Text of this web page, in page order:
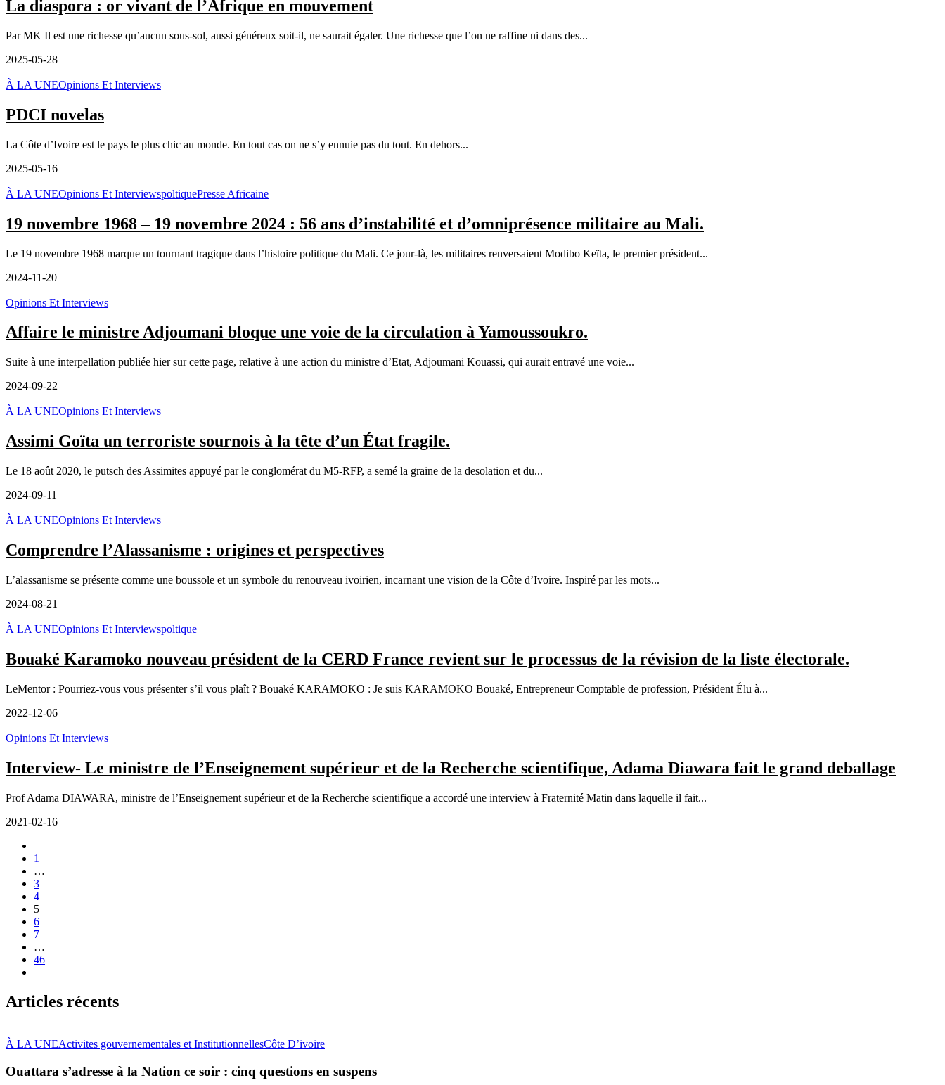
La diaspora : or vivant de l’Afrique en mouvement
Par MK Il est une richesse qu’aucun sous-sol, aussi généreux soit-il, ne saurait égaler. Une richesse que l’on ne raffine ni dans des...
2025-05-28
À LA UNEOpinions Et Interviews
PDCI novelas
La Côte d’Ivoire est le pays le plus chic au monde. En tout cas on ne s’y ennuie pas du tout. En dehors...
2025-05-16
À LA UNEOpinions Et InterviewspoltiquePresse Africaine
19 novembre 1968 – 19 novembre 2024 : 56 ans d’instabilité et d’omniprésence militaire au Mali.
Le 19 novembre 1968 marque un tournant tragique dans l’histoire politique du Mali. Ce jour-là, les militaires renversaient Modibo Keïta, le premier président...
2024-11-20
Opinions Et Interviews
Affaire le ministre Adjoumani bloque une voie de la circulation à Yamoussoukro.
Suite à une interpellation publiée hier sur cette page, relative à une action du ministre d’Etat, Adjoumani Kouassi, qui aurait entravé une voie...
2024-09-22
À LA UNEOpinions Et Interviews
Assimi Goïta un terroriste sournois à la tête d’un État fragile.
Le 18 août 2020, le putsch des Assimites appuyé par le conglomérat du M5-RFP, a semé la graine de la desolation et du...
2024-09-11
À LA UNEOpinions Et Interviews
Comprendre l’Alassanisme : origines et perspectives
L’alassanisme se présente comme une boussole et un symbole du renouveau ivoirien, incarnant une vision de la Côte d’Ivoire. Inspiré par les mots...
2024-08-21
À LA UNEOpinions Et Interviewspoltique
Bouaké Karamoko nouveau président de la CERD France revient sur le processus de la révision de la liste électorale.
LeMentor : Pourriez-vous vous présenter s’il vous plaît ? Bouaké KARAMOKO : Je suis KARAMOKO Bouaké, Entrepreneur Comptable de profession, Président Élu à...
2022-12-06
Opinions Et Interviews
Interview- Le ministre de l’Enseignement supérieur et de la Recherche scientifique, Adama Diawara fait le grand deballage
Prof Adama DIAWARA, ministre de l’Enseignement supérieur et de la Recherche scientifique a accordé une interview à Fraternité Matin dans laquelle il fait...
2021-02-16
1
…
3
4
5
6
7
…
46
Articles récents
À LA UNEActivites gouvernementales et InstitutionnellesCôte D’ivoire
Ouattara s’adresse à la Nation ce soir : cinq questions en suspens